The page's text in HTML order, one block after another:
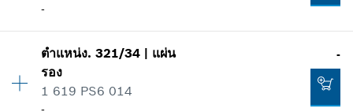
275.00 ฿*
ราคาทั้งหมดไม่รวมภาษีมูลค่าเพิ่ม
แสดงในรูป
-
ปริมาณ 1
ราคากลุ่ม
ข้อมูลชิ้นส่วนอะไหล่
ตำแหน่ง.321/34 | แผ่น
รอง
1 619 PS6 014
-